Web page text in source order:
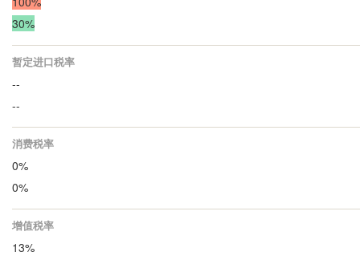
30%
暂定进口税率
--
--
消费税率
0%
0%
增值税率
13%